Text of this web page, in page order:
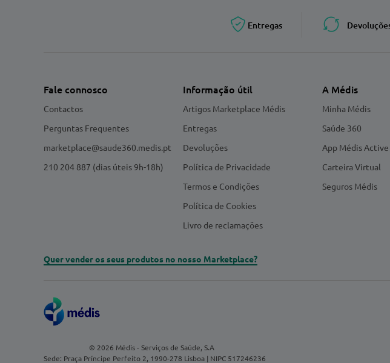
Entregas
Fale connosco
Contactos
Perguntas Frequentes
marketplace@saude360.medis.pt
210 204 887 (dias úteis 9h-18h)
Informação útil
Artigos Marketplace Médis
Entregas
Devoluções
Política de Privacidade
Termos e Condições
Política de Cookies
Livro de reclamações
A Médis
Minha Médis
Saúde 360
App Médis Active
Carteira Virtual
Seguros Médis
Quer vender os seus produtos no nosso Marketplace?
© 2026 Médis - Serviços de Saúde, S.A
Sede: Praça Príncipe Perfeito 2, 1990-278 Lisboa | NIPC 517246236